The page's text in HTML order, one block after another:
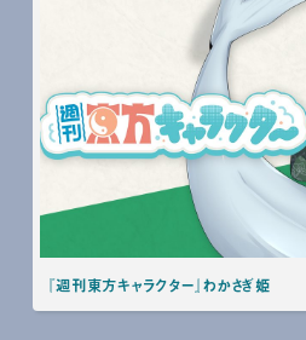
『週刊東方キャラクター』わかさぎ姫